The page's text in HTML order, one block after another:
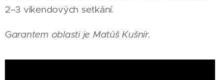
2–3 víkendových setkání.
Garantem oblasti je Matúš Kušnír.